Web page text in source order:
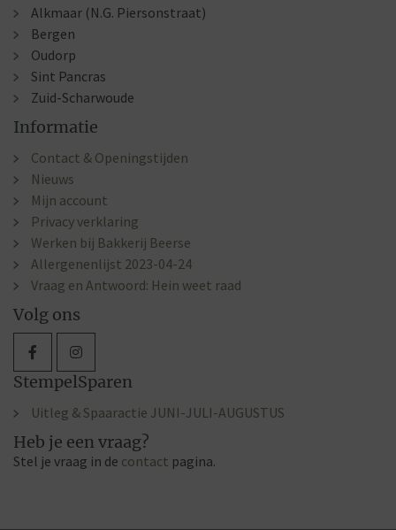
Alkmaar (N.G. Piersonstraat)
Bergen
Oudorp
Sint Pancras
Zuid-Scharwoude
Informatie
Contact & Openingstijden
Nieuws
Mijn account
Privacy verklaring
Werken bij Bakkerij Beerse
Allergenenlijst 2023-04-24
Vraag en Antwoord: Hein weet raad
Volg ons
StempelSparen
Uitleg & Spaaractie JUNI-JULI-AUGUSTUS
Heb je een vraag?
Stel je vraag in de contact pagina.